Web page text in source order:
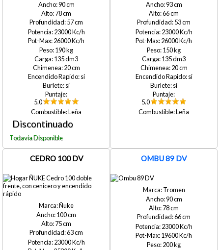
90
78
57
23000
26000
190
135
20
si
si
5.0
Leña
93
66
53
23000
26000
150
135
20
si
si
5.0
Leña
CEDRO 100 DV
Ñuke
100
75
63
23000
OMBU 89 DV
Tromen
90
78
66
23000
19600
200